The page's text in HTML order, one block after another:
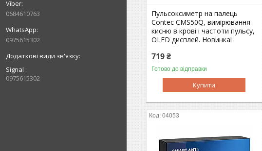
0684610763
0975615302
Signal
0975615302
Пульсоксиметр на палець
Contec CMS50Q, вимірювання
кисню в крові і частоти пульсу,
OLED дисплей. Новинка!
719 ₴
Готово до відправки
Купити
04053